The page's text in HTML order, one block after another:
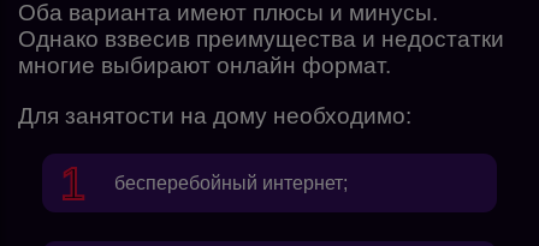
Оба варианта имеют плюсы и минусы.
Однако взвесив преимущества и недостатки
многие выбирают онлайн формат.
Для занятости на дому необходимо:
бесперебойный интернет;